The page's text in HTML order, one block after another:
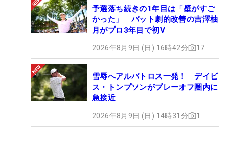
予選落ち続きの1年目は「壁がすご
かった」 パット劇的改善の吉澤柚
月がプロ3年目で初V
2026年8月9日 (日) 16時42分 17
雪辱へアルバトロス一発！ デイビ
ス・トンプソンがプレーオフ圏内に
急接近
2026年8月9日 (日) 14時31分 1